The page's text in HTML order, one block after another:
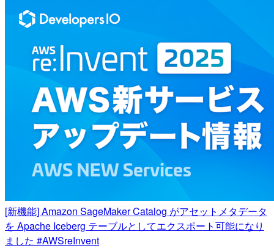
[新機能] Amazon SageMaker Catalog がアセットメタデータ
を Apache Iceberg テーブルとしてエクスポート可能になり
ました #AWSreInvent